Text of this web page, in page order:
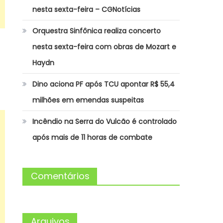
nesta sexta-feira – CGNotícias
Orquestra Sinfônica realiza concerto
nesta sexta-feira com obras de Mozart e
Haydn
Dino aciona PF após TCU apontar R$ 55,4
milhões em emendas suspeitas
Incêndio na Serra do Vulcão é controlado
após mais de 11 horas de combate
Comentários